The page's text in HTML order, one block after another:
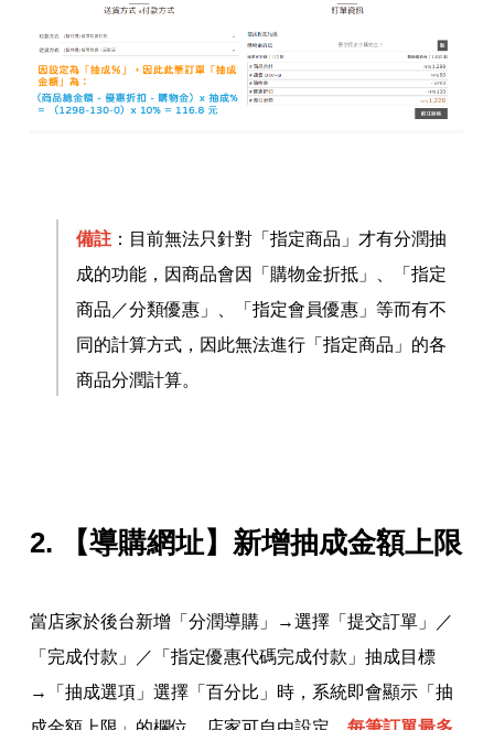
備註 ：目前無法只針對「指定商品」才有分潤抽
成的功能，因商品會因「購物金折抵」、「指定
商品／分類優惠」、「指定會員優惠」等而有不
同的計算方式，因此無法進行「指定商品」的各
商品分潤計算。
2. 【導購網址】新增抽成金額上限
當店家於後台新增「分潤導購」→選擇「提交訂單」／
「完成付款」／「指定優惠代碼完成付款」抽成目標
→「抽成選項」選擇「百分比」時，系統即會顯示「抽